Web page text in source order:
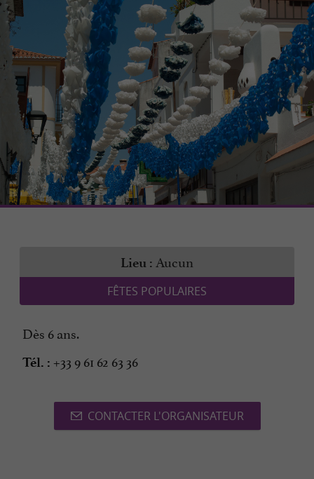
Lieu : Aucun
FÊTES POPULAIRES
Dès 6 ans.
Tél. : +33 9 61 62 63 36
CONTACTER L'ORGANISATEUR